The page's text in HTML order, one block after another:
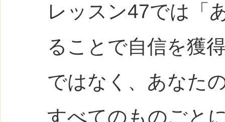
レッスン47では「
ることで自信を獲
ではなく、あなた
すべてのものごと